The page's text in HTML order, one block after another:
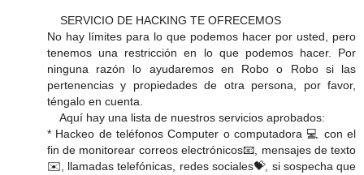
SERVICIO DE HACKING TE OFRECEMOS
No hay límites para lo que podemos hacer por usted, pero
tenemos una restricción en lo que podemos hacer. Por
ninguna razón lo ayudaremos en Robo o Robo si las
pertenencias y propiedades de otra persona, por favor,
téngalo en cuenta.
Aquí hay una lista de nuestros servicios aprobados:
* Hackeo de teléfonos Computer o computadora 💻 con el
fin de monitorear correos electrónicos📧, mensajes de texto
✉️, llamadas telefónicas, redes sociales💝, si sospecha que